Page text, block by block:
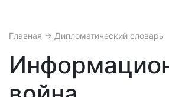
Главная → Дипломатический словарь